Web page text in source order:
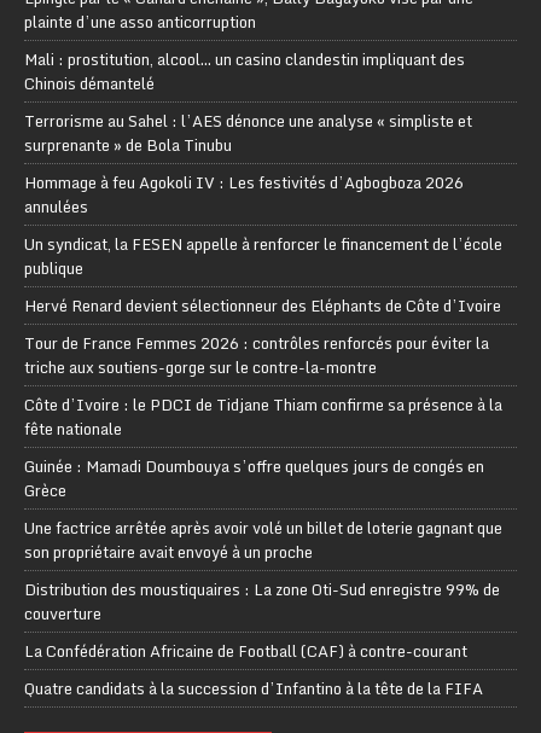
plainte d’une asso anticorruption
Mali : prostitution, alcool… un casino clandestin impliquant des
Chinois démantelé
Terrorisme au Sahel : l’AES dénonce une analyse « simpliste et
surprenante » de Bola Tinubu
Hommage à feu Agokoli IV : Les festivités d’Agbogboza 2026
annulées
Un syndicat, la FESEN appelle à renforcer le financement de l’école
publique
Hervé Renard devient sélectionneur des Eléphants de Côte d’Ivoire
Tour de France Femmes 2026 : contrôles renforcés pour éviter la
triche aux soutiens-gorge sur le contre-la-montre
Côte d’Ivoire : le PDCI de Tidjane Thiam confirme sa présence à la
fête nationale
Guinée : Mamadi Doumbouya s’offre quelques jours de congés en
Grèce
Une factrice arrêtée après avoir volé un billet de loterie gagnant que
son propriétaire avait envoyé à un proche
Distribution des moustiquaires : La zone Oti-Sud enregistre 99% de
couverture
La Confédération Africaine de Football (CAF) à contre-courant
Quatre candidats à la succession d’Infantino à la tête de la FIFA